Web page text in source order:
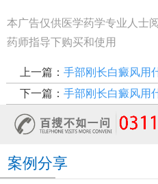
本广告仅供医学药学专业人士
药师指导下购买和使用
上一篇： 手部刚长白癜风用
下一篇： 手部刚长白癜风用
案例分享